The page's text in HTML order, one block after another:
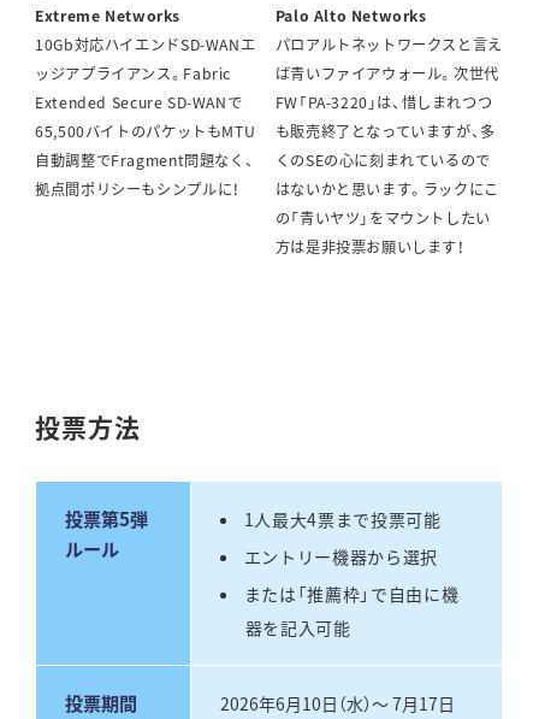
Extreme Networks
10Gb対応ハイエンドSD-WANエ
ッジアプライアンス。Fabric
Extended Secure SD-WANで
65,500バイトのパケットもMTU
自動調整でFragment問題なく、
拠点間ポリシーもシンプルに！
Palo Alto Networks
パロアルトネットワークスと言え
ば青いファイアウォール。次世代
FW「PA-3220」は、惜しまれつつ
も販売終了となっていますが、多
くのSEの心に刻まれているので
はないかと思います。ラックにこ
の「青いヤツ」をマウントしたい
方は是非投票お願いします！
投票方法
投票第5弾
ルール
1人最大4票まで投票可能
エントリー機器から選択
または「推薦枠」で自由に機
器を記入可能
投票期間
2026年6月10日（水）〜 7月17日